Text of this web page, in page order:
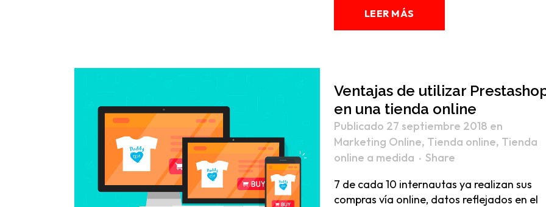
LEER MÁS
Ventajas de utilizar
en una tienda online
Publicado 27 septiembre 2018 en
Marketing Online, Tienda online, Tienda
online a medida
Share
7 de cada 10 internautas ya realizan sus
compras vía online, datos reflejados en el